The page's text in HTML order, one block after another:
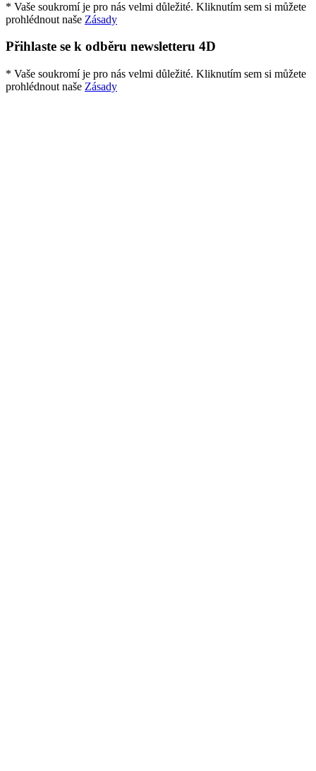
* Vaše soukromí je pro nás velmi důležité. Kliknutím sem si můžete
prohlédnout naše Zásady
Přihlaste se k odběru newsletteru 4D
* Vaše soukromí je pro nás velmi důležité. Kliknutím sem si můžete
prohlédnout naše Zásady